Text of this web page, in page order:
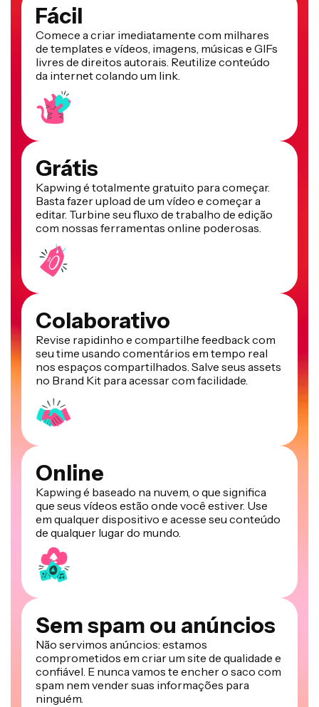
Fácil
Comece a criar imediatamente com milhares
de templates e vídeos, imagens, músicas e GIFs
livres de direitos autorais. Reutilize conteúdo
da internet colando um link.
Grátis
Kapwing é totalmente gratuito para começar.
Basta fazer upload de um vídeo e começar a
editar. Turbine seu fluxo de trabalho de edição
com nossas ferramentas online poderosas.
Colaborativo
Revise rapidinho e compartilhe feedback com
seu time usando comentários em tempo real
nos espaços compartilhados. Salve seus assets
no Brand Kit para acessar com facilidade.
Online
Kapwing é baseado na nuvem, o que significa
que seus vídeos estão onde você estiver. Use
em qualquer dispositivo e acesse seu conteúdo
de qualquer lugar do mundo.
Sem spam ou anúncios
Não servimos anúncios: estamos
comprometidos em criar um site de qualidade e
confiável. E nunca vamos te encher o saco com
spam nem vender suas informações para
ninguém.